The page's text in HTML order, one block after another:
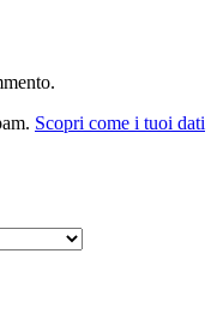
Scopri come i tuoi dati